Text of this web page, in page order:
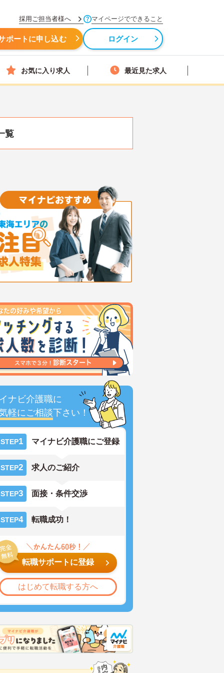
採用ご担当者様へ マイページでできること
ポートに申し込む ログイン
お気に入り求人 最近見た求人
覧
ナビ介護職に
軽にご相談下さい！
STEP1 マイナビ介護職にご登録
STEP2 求人のご紹介
STEP3 面接・条件交渉
STEP4 転職成功！
転職サポートに登録
はじめて転職する方へ